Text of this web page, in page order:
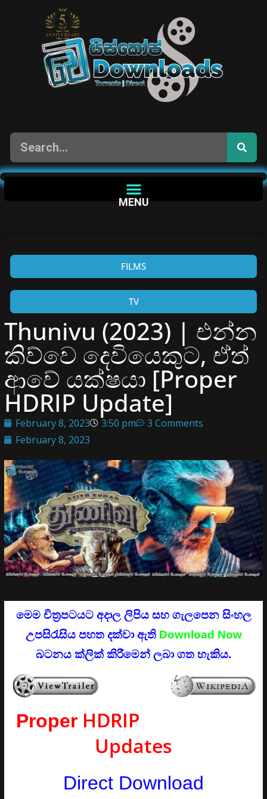
MENU
FILMS
TV
Thunivu (2023) | එන්න
කිව්වෙ දෙවියෙකුට, ඒත්
ආවේ යක්ෂයා [Proper
HDRIP Update]
February 8, 2023 3:50 pm
3 Comments
February 8, 2023
මෙම චිත්‍රපටයට අදාල ලිපිය සහ ගැලපෙන සිංහල
උපසිරැසිය පහත දක්වා ඇති Download Now
බටනය ක්ලික් කිරීමෙන් ලබා ගත හැකිය.
Proper HDRIP
Updates
Direct Download